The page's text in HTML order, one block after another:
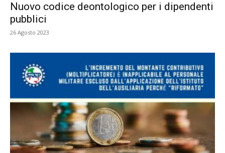
Nuovo codice deontologico per i dipendenti
pubblici
26 Agosto 2023